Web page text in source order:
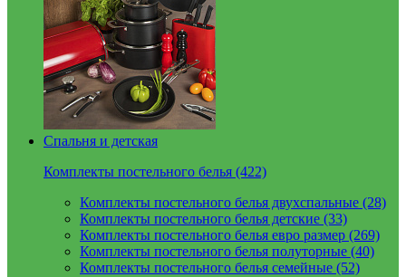
Спальня и детская
Комплекты постельного белья (422)
Комплекты постельного белья двухспальные (28)
Комплекты постельного белья детские (33)
Комплекты постельного белья евро размер (269)
Комплекты постельного белья полуторные (40)
Комплекты постельного белья семейные (52)